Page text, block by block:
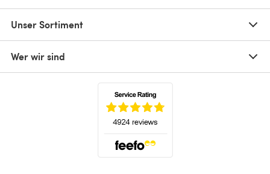
Unser Sortiment
Wer wir sind